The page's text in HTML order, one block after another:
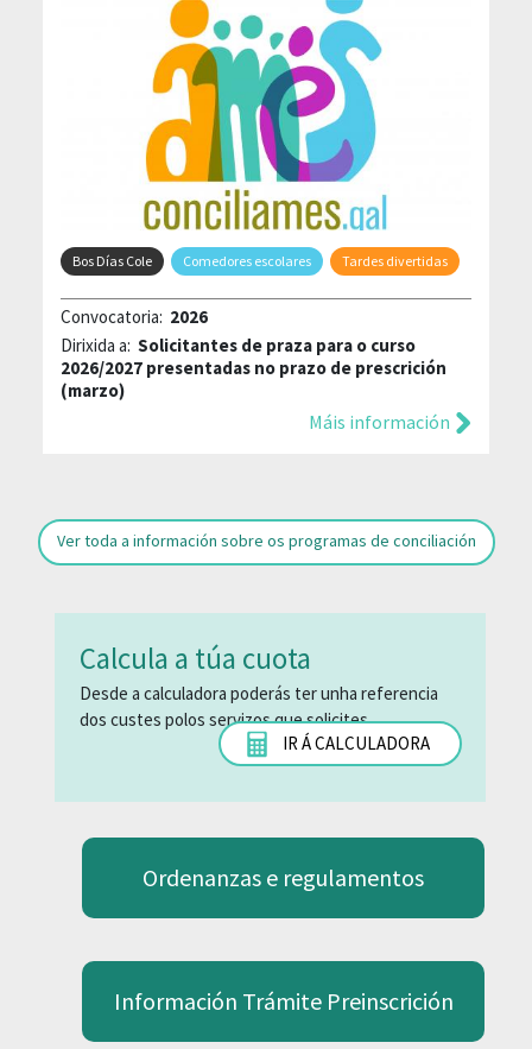
Bos Días Cole Comedores escolares Tardes divertidas
Convocatoria: 2026
Dirixida a: Solicitantes de praza para o curso
2026/2027 presentadas no prazo de prescrición
(marzo)
Máis información
Ver toda a información sobre os programas de conciliación
Calcula a túa cuota
Desde a calculadora poderás ter unha referencia
dos custes polos servizos que solicites.
IR Á CALCULADORA
Ordenanzas e regulamentos
Información Trámite Preinscrición